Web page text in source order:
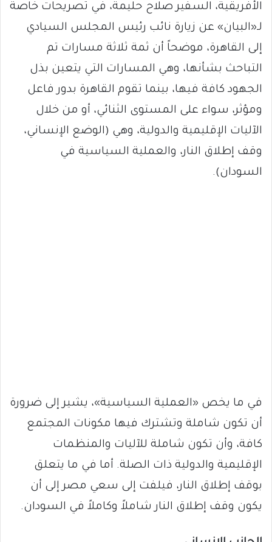
الأفريقية، السفير صلاح حليمة، في تصريحات خاصة
لـ«البيان» عن زيارة نائب رئيس المجلس السيادي
إلى القاهرة، موضحاً أن ثمة ثلاثة مسارات تم
التباحث بشأنها، وهي المسارات التي يتعين بذل
الجهود كافة فيها، بينما تقوم القاهرة بدور فاعل
ومؤثر، سواء على المستوى الثنائي، أو من خلال
الآليات الإقليمية والدولية، وهي (الوضع الإنساني،
وقف إطلاق النار، والعملية السياسية في
السودان).
في ما يخص «العملية السياسية»، يشير إلى ضرورة
أن تكون شاملة وتشترك فيها مكونات المجتمع
كافة، وأن تكون شاملة للآليات والمنظمات
الإقليمية والدولية ذات الصلة. أما في ما يتعلق
بوقف إطلاق النار، فيلفت إلى سعي مصر إلى أن
يكون وقف إطلاق النار شاملاً وكاملاً في السودان.